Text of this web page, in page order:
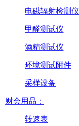
电磁辐射检测仪
甲醛测试仪
酒精测试仪
环境测试附件
采样设备
财会用品：
转速表